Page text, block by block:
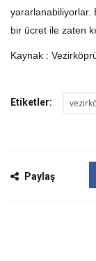
yararlanabiliyorlar.
bir ücret ile zaten
Kaynak :
Etiketler:
Paylaş